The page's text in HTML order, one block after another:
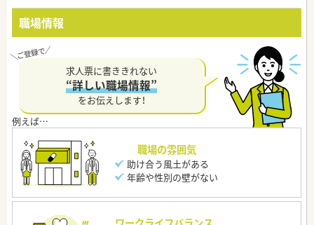
職場情報
求人票に書ききれない
“詳しい職場情報”
をお伝えします！
職場の雰囲気
助け合う風土がある
年齢や性別の壁がない